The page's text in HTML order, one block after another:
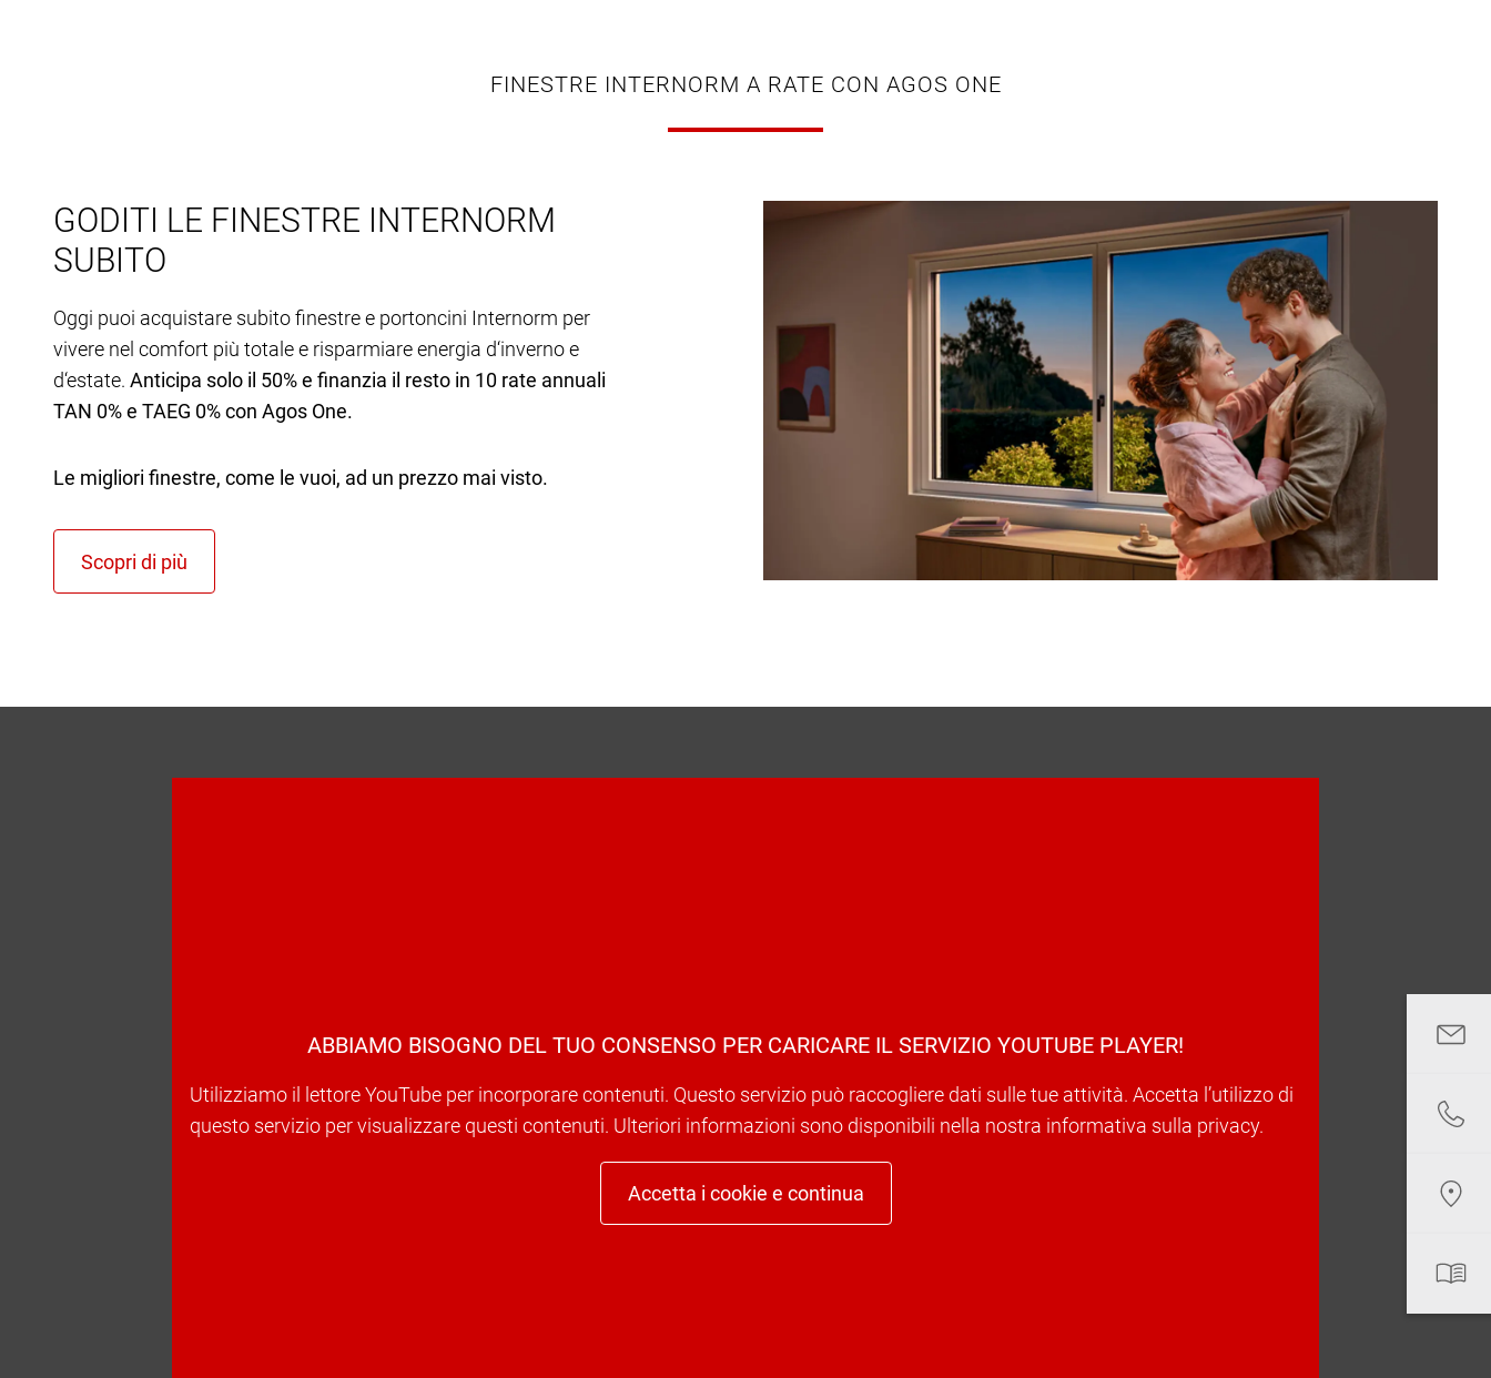
FINESTRE INTERNORM A RATE CON AGOS ONE
GODITI LE FINESTRE INTERNORM
SUBITO
Oggi puoi acquistare subito finestre e portoncini Internorm per
vivere nel comfort più totale e risparmiare energia d‘inverno e
d‘estate. Anticipa solo il 50% e finanzia il resto in 10 rate annuali
TAN 0% e TAEG 0% con Agos One.
Le migliori finestre, come le vuoi, ad un prezzo mai visto.
ABBIAMO BISOGNO DEL TUO CONSENSO PER CARICARE IL SERVIZIO YOUTUBE PLAYER!
Utilizziamo il lettore YouTube per incorporare contenuti. Questo servizio può raccogliere dati sulle tue attività. Accetta l’utilizzo di
questo servizio per visualizzare questi contenuti. Ulteriori informazioni sono disponibili nella nostra informativa sulla privacy.
Accetta i cookie e continua